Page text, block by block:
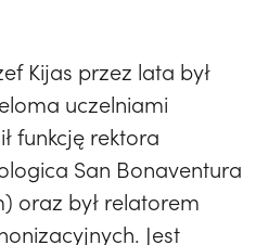
Kijas przez lata był
uczelniami
funkcję rektora
San Bonaventura
oraz był relatorem
Jest